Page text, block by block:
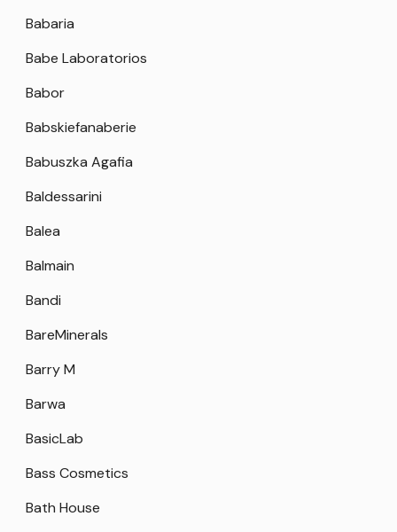
Babaria
Babe Laboratorios
Babor
Babskiefanaberie
Babuszka Agafia
Baldessarini
Balea
Balmain
Bandi
BareMinerals
Barry M
Barwa
BasicLab
Bass Cosmetics
Bath House